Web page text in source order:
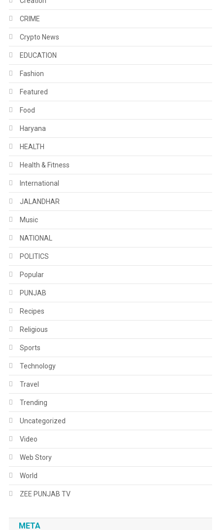
CRIME
Crypto News
EDUCATION
Fashion
Featured
Food
Haryana
HEALTH
Health & Fitness
International
JALANDHAR
Music
NATIONAL
POLITICS
Popular
PUNJAB
Recipes
Religious
Sports
Technology
Travel
Trending
Uncategorized
Video
Web Story
World
ZEE PUNJAB TV
META